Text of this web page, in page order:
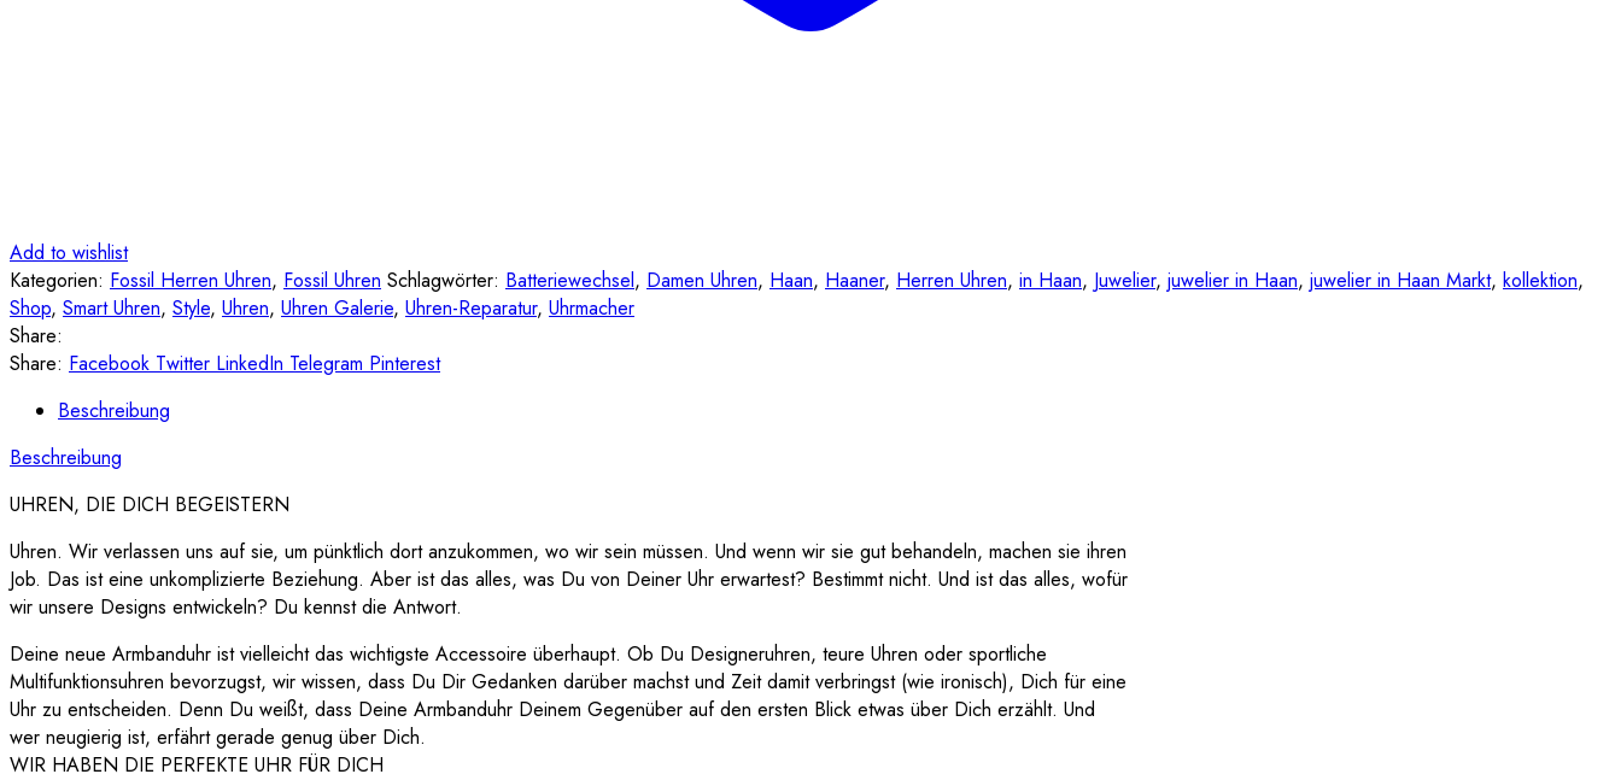
Add to wishlist
Kategorien: Fossil Herren Uhren, Fossil Uhren Schlagwörter: Batteriewechsel, Damen Uhren, Haan, Haaner, Herren Uhren, in Haan, Juwelier, juwelier in Haan, juwelier in Haan Markt, kollektion,
Shop, Smart Uhren, Style, Uhren, Uhren Galerie, Uhren-Reparatur, Uhrmacher
Share:
Share: Facebook Twitter LinkedIn Telegram Pinterest
Beschreibung
Beschreibung
UHREN, DIE DICH BEGEISTERN
Uhren. Wir verlassen uns auf sie, um pünktlich dort anzukommen, wo wir sein müssen. Und wenn wir sie gut behandeln, machen sie ihren
Job. Das ist eine unkomplizierte Beziehung. Aber ist das alles, was Du von Deiner Uhr erwartest? Bestimmt nicht. Und ist das alles, wofür
wir unsere Designs entwickeln? Du kennst die Antwort.
Deine neue Armbanduhr ist vielleicht das wichtigste Accessoire überhaupt. Ob Du Designeruhren, teure Uhren oder sportliche
Multifunktionsuhren bevorzugst, wir wissen, dass Du Dir Gedanken darüber machst und Zeit damit verbringst (wie ironisch), Dich für eine
Uhr zu entscheiden. Denn Du weißt, dass Deine Armbanduhr Deinem Gegenüber auf den ersten Blick etwas über Dich erzählt. Und
wer neugierig ist, erfährt gerade genug über Dich.
WIR HABEN DIE PERFEKTE UHR FÜR DICH